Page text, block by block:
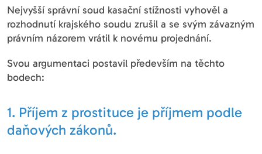
Nejvyšší správní soud kasační stížnosti vyhověl a
rozhodnutí krajského soudu zrušil a se svým závazným
právním názorem vrátil k novému projednání.
Svou argumentaci postavil především na těchto
bodech:
1. Příjem z prostituce je příjmem podle
daňových zákonů.